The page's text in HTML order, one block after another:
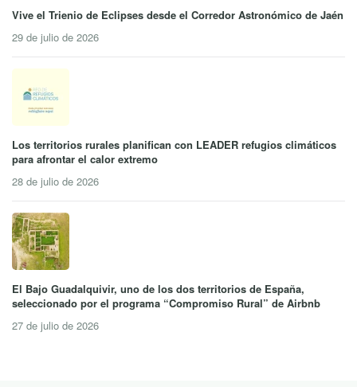
Vive el Trienio de Eclipses desde el Corredor Astronómico de Jaén
29 de julio de 2026
Los territorios rurales planifican con LEADER refugios climáticos
para afrontar el calor extremo
28 de julio de 2026
El Bajo Guadalquivir, uno de los dos territorios de España,
seleccionado por el programa “Compromiso Rural” de Airbnb
27 de julio de 2026